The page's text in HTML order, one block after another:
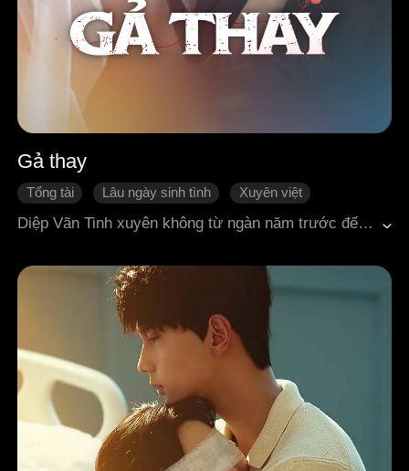
Gả thay
Tổng tài Lâu ngày sinh tình
Xuyên việt
Che giấu thân phận
Ngôn tình hiện đại
Diệp Vãn Tinh xuyên không từ ngàn năm trước đến hiện đại, thay thế em gái kế gả cho người thừa kế hào môn Phó Đình Uyên. Không ngờ ngay ngày đầu tiên bước chân vào nhà họ Phó, Phó Đình Uyên đã chết vì tai nạn xe hơi. Dù vậy, Diệp Vãn Tinh vẫn tìm mọi cách ở lại Phó gia, thu xếp trên dưới đâu vào đấy, khiến cả nhà họ Phó ngoan ngoãn phục tùng. Khi cô đang chuẩn bị tận hưởng cuộc sống quả phụ hào môn vui vẻ, nhàn nhã thì lại phát hiện ánh mắt của vệ sĩ do lão phu nhân sắp xếp bên cạnh mình… ngày càng trở nên táo bạo, khó đoán.